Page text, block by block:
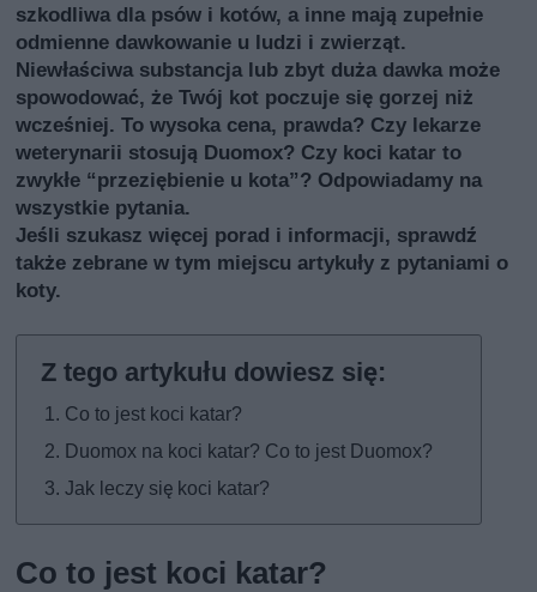
szkodliwa dla psów i kotów, a inne mają zupełnie
odmienne dawkowanie u ludzi i zwierząt.
Niewłaściwa substancja lub zbyt duża dawka może
spowodować, że Twój kot poczuje się gorzej niż
wcześniej. To wysoka cena, prawda? Czy lekarze
weterynarii stosują Duomox? Czy koci katar to
zwykłe “przeziębienie u kota”? Odpowiadamy na
wszystkie pytania.
Jeśli szukasz więcej porad i informacji, sprawdź
także zebrane w tym miejscu artykuły z pytaniami o
koty.
Co to jest koci katar?
Duomox na koci katar? Co to jest Duomox?
Jak leczy się koci katar?
Co to jest koci katar?